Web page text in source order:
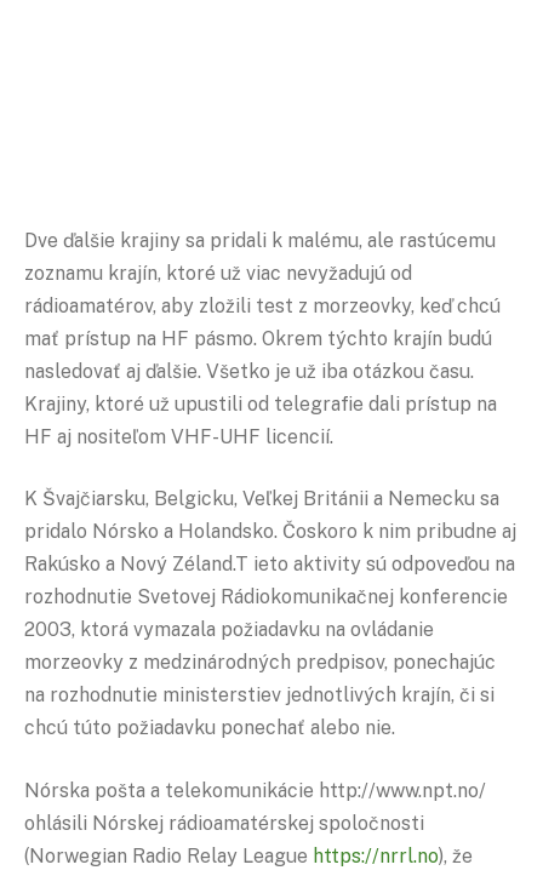
Dve ďalšie krajiny sa pridali k malému, ale rastúcemu
zoznamu krajín, ktoré už viac nevyžadujú od
rádioamatérov, aby zložili test z morzeovky, keď chcú
mať prístup na HF pásmo. Okrem týchto krajín budú
nasledovať aj ďalšie. Všetko je už iba otázkou času.
Krajiny, ktoré už upustili od telegrafie dali prístup na
HF aj nositeľom VHF-UHF licencií.
K Švajčiarsku, Belgicku, Veľkej Británii a Nemecku sa
pridalo Nórsko a Holandsko. Čoskoro k nim pribudne aj
Rakúsko a Nový Zéland.T ieto aktivity sú odpoveďou na
rozhodnutie Svetovej Rádiokomunikačnej konferencie
2003, ktorá vymazala požiadavku na ovládanie
morzeovky z medzinárodných predpisov, ponechajúc
na rozhodnutie ministerstiev jednotlivých krajín, či si
chcú túto požiadavku ponechať alebo nie.
Nórska pošta a telekomunikácie http://www.npt.no/
ohlásili Nórskej rádioamatérskej spoločnosti
(Norwegian Radio Relay League https://nrrl.no), že